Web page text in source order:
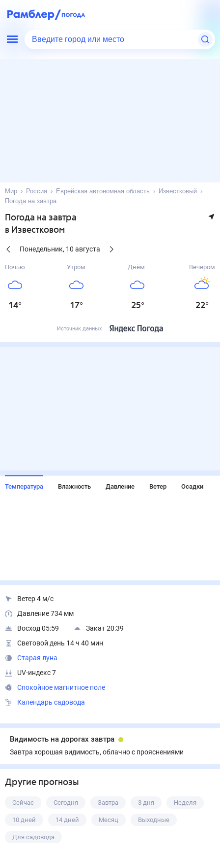
Введите город или место
Мир Россия Еврейская автономная область
Известковый
Погода на завтра
Погода на завтра
в Известковом
Понедельник, 10 августа
Ночью
14°
Утром
17°
Днём
25°
Вечером
22°
Источник данных
Температура Влажность Давление Ветер Осадки
Ветер 4 м/с
Давление 734 мм
Восход 05:59
Закат 20:39
Световой день 14 ч 40 мин
Старая луна
UV-индекс 7
Спокойное магнитное поле
Календарь садовода
Видимость на дорогах завтра
Завтра хорошая видимость, облачно с прояснениями
Другие прогнозы
Сейчас Сегодня Завтра 3 дня Неделя
10 дней 14 дней Месяц Выходные
Для садовода